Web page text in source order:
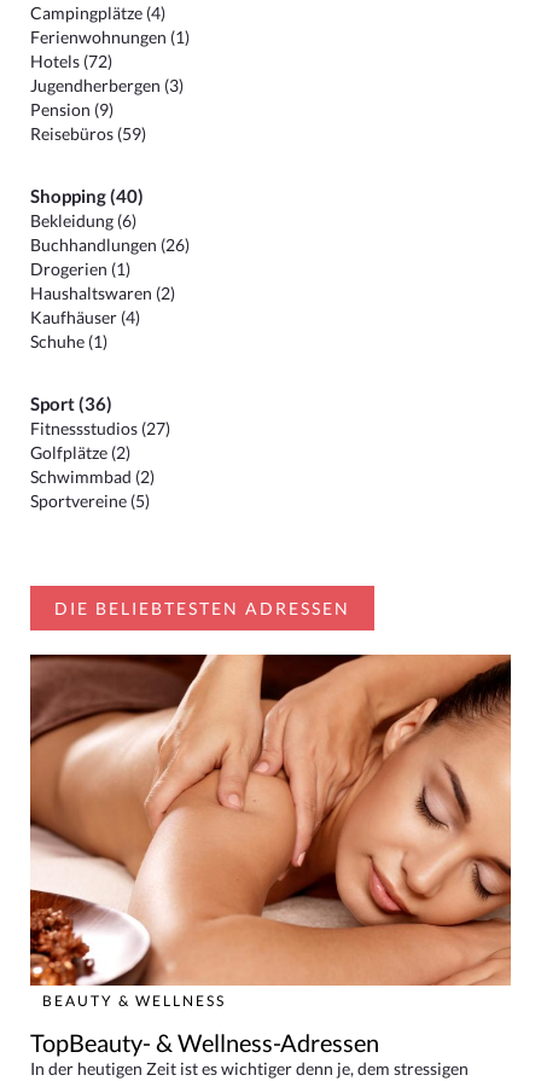
Campingplätze (4)
Ferienwohnungen (1)
Hotels (72)
Jugendherbergen (3)
Pension (9)
Reisebüros (59)
Shopping (40)
Bekleidung (6)
Buchhandlungen (26)
Drogerien (1)
Haushaltswaren (2)
Kaufhäuser (4)
Schuhe (1)
Sport (36)
Fitnessstudios (27)
Golfplätze (2)
Schwimmbad (2)
Sportvereine (5)
DIE BELIEBTESTEN ADRESSEN
BEAUTY & WELLNESS
TopBeauty- & Wellness-Adressen
In der heutigen Zeit ist es wichtiger denn je, dem stressigen